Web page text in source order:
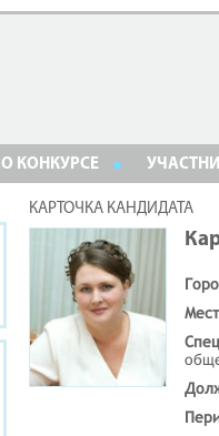
О КОНКУРСЕ
КАРТОЧКА КАНДИДАТА